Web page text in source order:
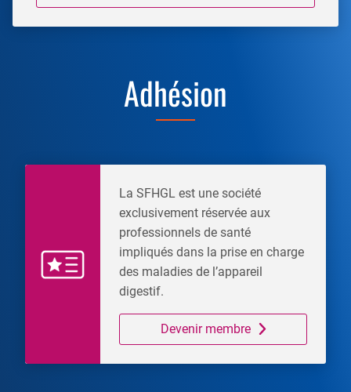
Adhésion
La SFHGL est une société
exclusivement réservée aux
professionnels de santé
impliqués dans la prise en charge
des maladies de l’appareil
digestif.
Devenir membre